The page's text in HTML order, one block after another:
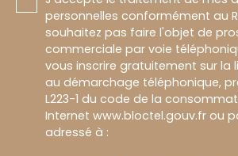
personnelles conformément au
souhaitez pas faire l'objet de
commerciale par voie
vous inscrire gratuitement sur la
au démarchage téléphonique,
L223-1 du code de la
Internet www.bloctel.gouv.fr ou
adressé à :